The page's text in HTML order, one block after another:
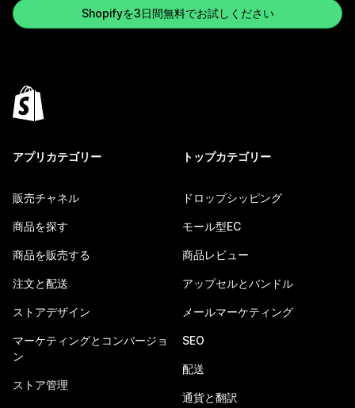
Shopifyを3日間無料でお試しください
アプリカテゴリー
販売チャネル
商品を探す
商品を販売する
注文と配送
ストアデザイン
マーケティングとコンバージョ
ン
ストア管理
トップカテゴリー
ドロップシッピング
モール型EC
商品レビュー
アップセルとバンドル
メールマーケティング
SEO
配送
通貨と翻訳